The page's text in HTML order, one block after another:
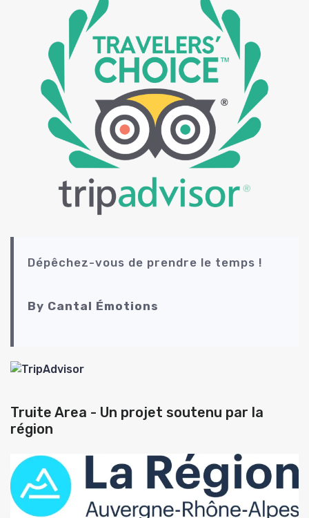
Dépêchez-vous de prendre le temps !
By Cantal Émotions
Truite Area - Un projet soutenu par la
région